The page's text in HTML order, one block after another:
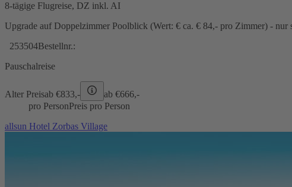
8-tägige Flugreise, DZ inkl. AI
Upgrade auf Doppelzimmer Poolblick (Wert: € ca. € 84,- pro Zimmer) - nur
253504Bestellnr.:
Pauschalreise
Alter Preisab €833,- ab €666,-
pro PersonPreis pro Person
allsun Hotel Zorbas Village